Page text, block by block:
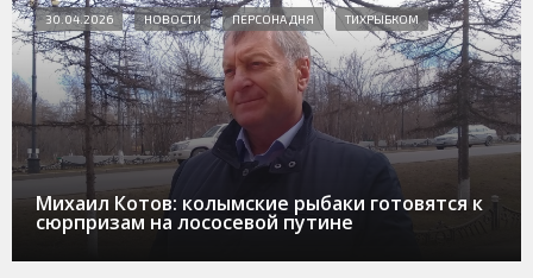
Михаил Котов: колымские рыбаки готовятся к
сюрпризам на лососевой путине
30.04.2026 НОВОСТИ ПЕРСОНА ДНЯ ТИХРЫБКОМ